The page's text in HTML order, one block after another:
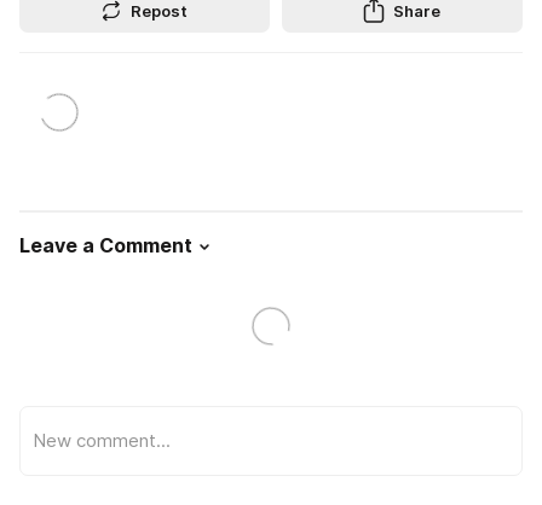
Repost Share
Leave a Comment